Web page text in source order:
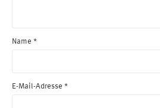
Name *
E-Mail-Adresse *